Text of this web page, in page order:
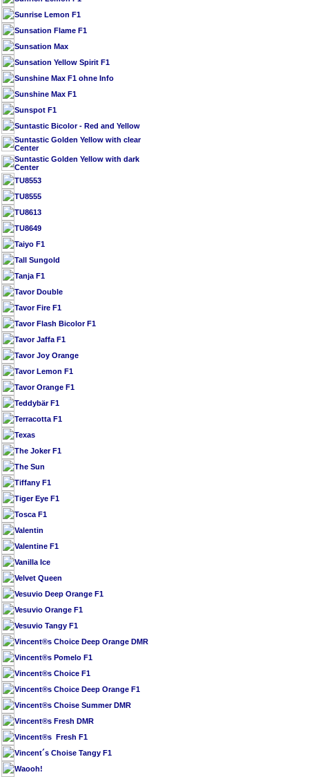
Sunrise Lemon F1
Sunsation Flame F1
Sunsation Max
Sunsation Yellow Spirit F1
Sunshine Max F1 ohne Info
Sunshine Max F1
Sunspot F1
Suntastic Bicolor - Red and Yellow
Suntastic Golden Yellow with clear
Center
Suntastic Golden Yellow with dark
Center
TU8553
TU8555
TU8613
TU8649
Taiyo F1
Tall Sungold
Tanja F1
Tavor Double
Tavor Fire F1
Tavor Flash Bicolor F1
Tavor Jaffa F1
Tavor Joy Orange
Tavor Lemon F1
Tavor Orange F1
Teddybär F1
Terracotta F1
Texas
The Joker F1
The Sun
Tiffany F1
Tiger Eye F1
Tosca F1
Valentin
Valentine F1
Vanilla Ice
Velvet Queen
Vesuvio Deep Orange F1
Vesuvio Orange F1
Vesuvio Tangy F1
Vincent®s Choice Deep Orange DMR
Vincent®s Pomelo F1
Vincent®s Choice F1
Vincent®s Choice Deep Orange F1
Vincent®s Choise Summer DMR
Vincent®s Fresh DMR
Vincent®s Fresh F1
Vincent´s Choise Tangy F1
Waooh!